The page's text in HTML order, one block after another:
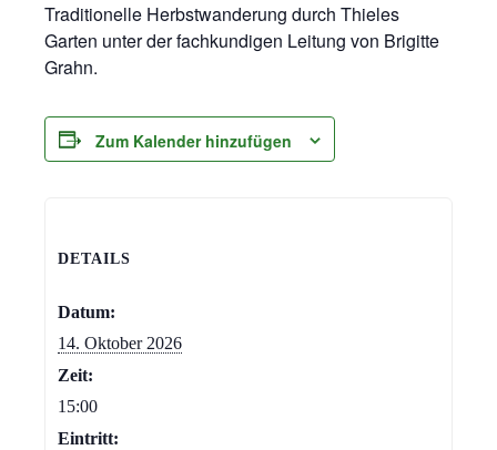
Traditionelle Herbstwanderung durch Thieles
Garten unter der fachkundigen Leitung von Brigitte
Grahn.
Zum Kalender hinzufügen
DETAILS
Datum:
14. Oktober 2026
Zeit:
15:00
Eintritt: